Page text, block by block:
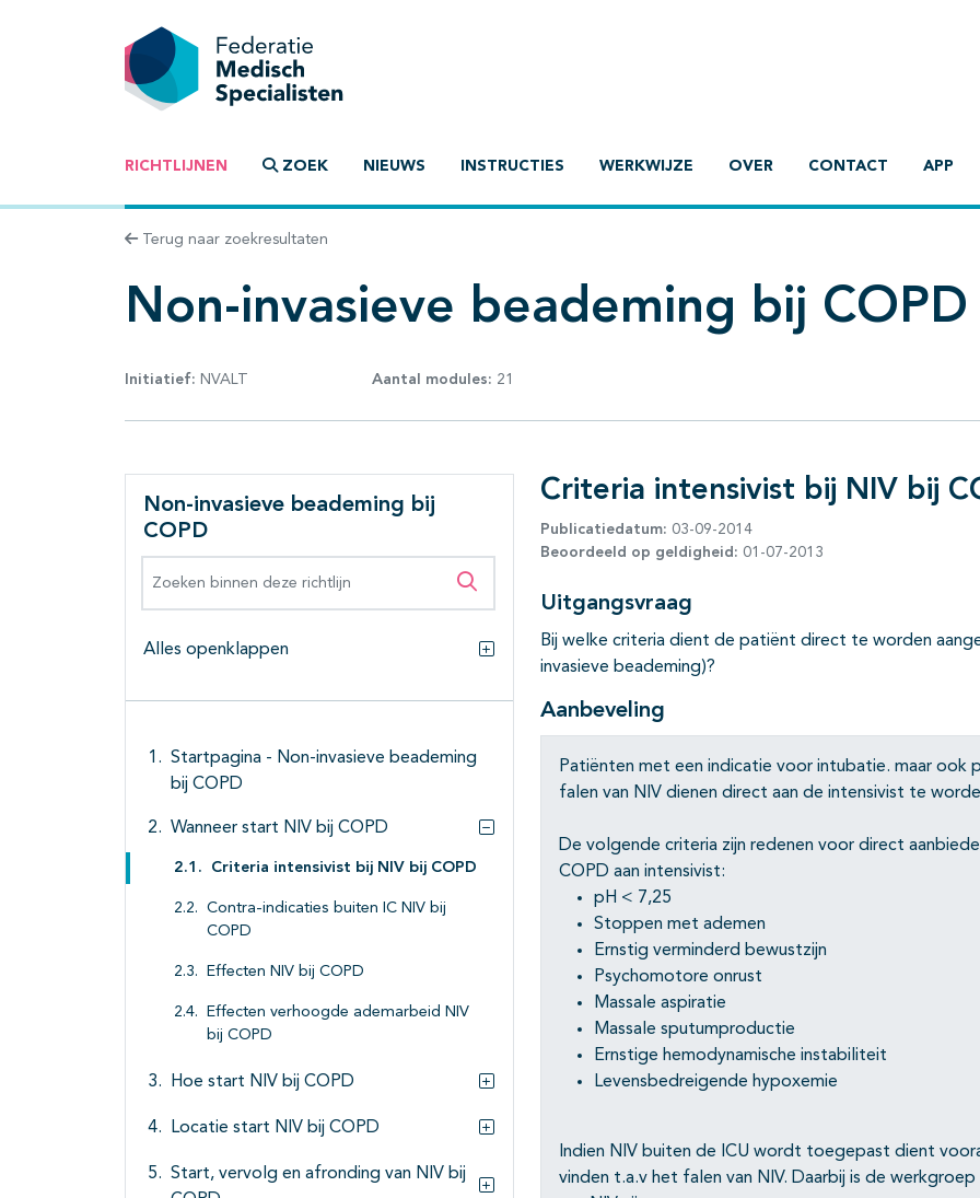
RICHTLIJNEN ZOEK NIEUWS INSTRUCTIES WERKWIJZE OVER CONTACT APP
Terug naar zoekresultaten
Non-invasieve beademing bij COPD
Initiatief: NVALT Aantal modules: 21
Non-invasieve beademing bij
COPD
Zoeken binnen deze richtlijn
Alles openklappen
Alles openklappen
Startpagina - Non-invasieve beademing
bij COPD
Wanneer start NIV bij COPD
Subpagina's open- en dichtklappen
Criteria intensivist bij NIV bij COPD
Contra-indicaties buiten IC NIV bij
COPD
Effecten NIV bij COPD
Effecten verhoogde ademarbeid NIV
bij COPD
Hoe start NIV bij COPD
Locatie start NIV bij COPD
Subpagina's open- en dichtklappen
Start, vervolg en afronding van NIV bij
Criteria intensivist bij NIV bij
Publicatiedatum: 03-09-2014
Beoordeeld op geldigheid: 01-07-2013
Uitgangsvraag
Bij welke criteria dient de patiënt direct te worden
invasieve beademing)?
Aanbeveling
Patiënten met een indicatie voor intubatie. maar ook
falen van NIV dienen direct aan de intensivist te
De volgende criteria zijn redenen voor direct
COPD aan intensivist:
pH < 7,25
Stoppen met ademen
Ernstig verminderd bewustzijn
Psychomotore onrust
Massale aspiratie
Massale sputumproductie
Ernstige hemodynamische instabiliteit
Levensbedreigende hypoxemie
Indien NIV buiten de ICU wordt toegepast dient
vinden t.a.v het falen van NIV. Daarbij is de